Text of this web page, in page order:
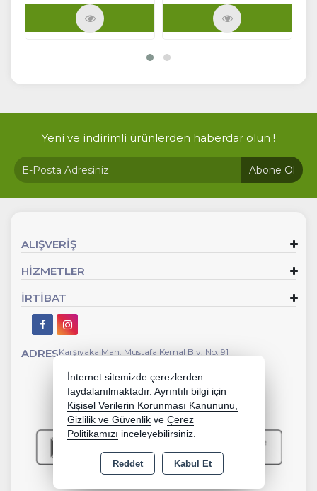
Yeni ve indirimli ürünlerden haberdar olun !
Abone Ol
ALIŞVERİŞ
HİZMETLER
İRTİBAT
ADRESKarşıyaka Mah. Mustafa Kemal Blv. No: 91
İnternet sitemizde çerezlerden
faydalanılmaktadır. Ayrıntılı bilgi için
Kişisel Verilerin Korunması Kanununu,
Gizlilik ve Güvenlik ve Çerez
Politikamızı inceleyebilirsiniz.
Reddet Kabul Et